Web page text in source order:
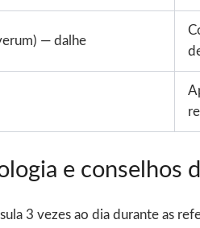
— dalhe
e conselhos
3 vezes ao dia durante as